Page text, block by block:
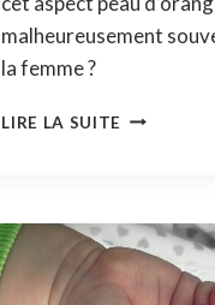
malheureusement
la femme ?
LIRE LA SUITE CRÈME
:
5
RECETTES